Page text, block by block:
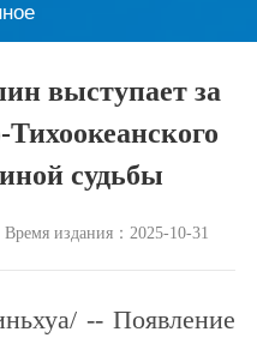
выступает за
Тихоокеанского
судьбы
издания：2025-10-31
-- Появление